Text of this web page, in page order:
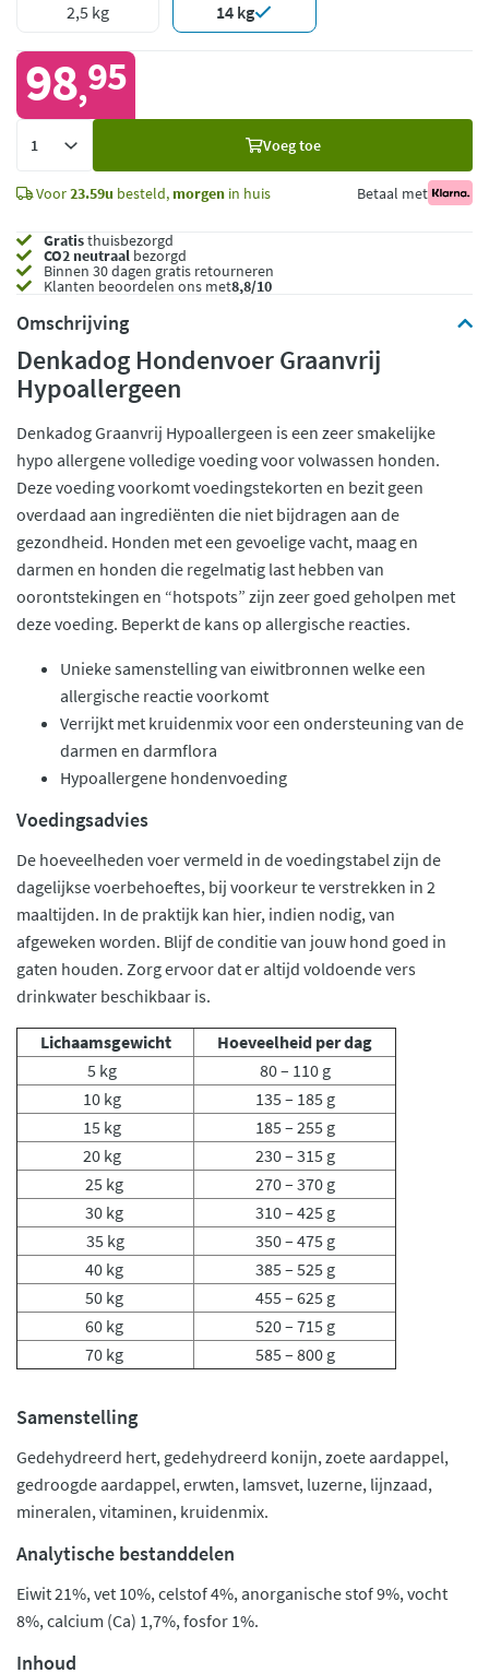
2,5 kg 14 kg
98,95
Voeg toe
Voor23.59u besteld, morgen in huis Betaal met
Gratisthuisbezorgd
CO2 neutraal bezorgd
Binnen 30 dagen gratis retourneren
Klanten beoordelen ons met8,8/10
Omschrijving
Denkadog Hondenvoer Graanvrij
Hypoallergeen
Denkadog Graanvrij Hypoallergeen is een zeer smakelijke
hypo allergene volledige voeding voor volwassen honden.
Deze voeding voorkomt voedingstekorten en bezit geen
overdaad aan ingrediënten die niet bijdragen aan de
gezondheid. Honden met een gevoelige vacht, maag en
darmen en honden die regelmatig last hebben van
oorontstekingen en “hotspots” zijn zeer goed geholpen met
deze voeding. Beperkt de kans op allergische reacties.
Unieke samenstelling van eiwitbronnen welke een
allergische reactie voorkomt
Verrijkt met kruidenmix voor een ondersteuning van de
darmen en darmflora
Hypoallergene hondenvoeding
Voedingsadvies
De hoeveelheden voer vermeld in de voedingstabel zijn de
dagelijkse voerbehoeftes, bij voorkeur te verstrekken in 2
maaltijden. In de praktijk kan hier, indien nodig, van
afgeweken worden. Blijf de conditie van jouw hond goed in
gaten houden. Zorg ervoor dat er altijd voldoende vers
drinkwater beschikbaar is.
Lichaamsgewicht
Hoeveelheid per dag
5 kg
80 – 110 g
10 kg
135 – 185 g
15 kg
185 – 255 g
20 kg
230 – 315 g
25 kg
270 – 370 g
30 kg
310 – 425 g
35 kg
350 – 475 g
40 kg
385 – 525 g
50 kg
455 – 625 g
60 kg
520 – 715 g
70 kg
585 – 800 g
Samenstelling
Gedehydreerd hert, gedehydreerd konijn, zoete aardappel,
gedroogde aardappel, erwten, lamsvet, luzerne, lijnzaad,
mineralen, vitaminen, kruidenmix.
Analytische bestanddelen
Eiwit 21%, vet 10%, celstof 4%, anorganische stof 9%, vocht
8%, calcium (Ca) 1,7%, fosfor 1%.
Inhoud